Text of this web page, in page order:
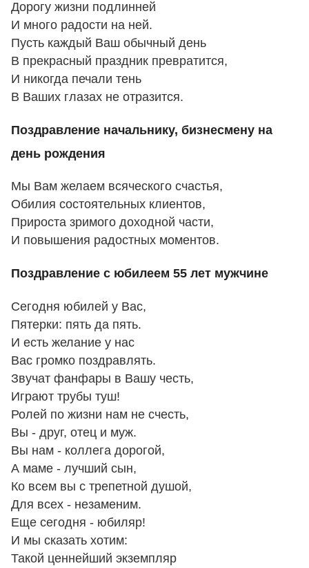
Дорогу жизни подлинней
И много радости на ней.
Пусть каждый Ваш обычный день
В прекрасный праздник превратится,
И никогда печали тень
В Ваших глазах не отразится.
Поздравление начальнику, бизнесмену на
день рождения
Мы Вам желаем всяческого счастья,
Обилия состоятельных клиентов,
Прироста зримого доходной части,
И повышения радостных моментов.
Поздравление с юбилеем 55 лет мужчине
Сегодня юбилей у Вас,
Пятерки: пять да пять.
И есть желание у нас
Вас громко поздравлять.
Звучат фанфары в Вашу честь,
Играют трубы туш!
Ролей по жизни нам не счесть,
Вы - друг, отец и муж.
Вы нам - коллега дорогой,
А маме - лучший сын,
Ко всем вы с трепетной душой,
Для всех - незаменим.
Еще сегодня - юбиляр!
И мы сказать хотим:
Такой ценнейший экземпляр